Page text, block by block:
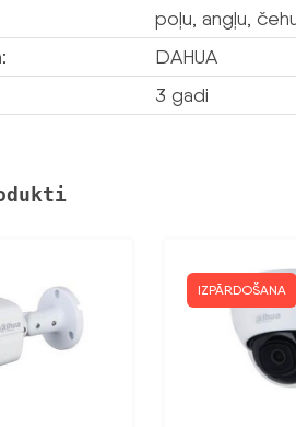
poļu, angļu,
DAHUA
3 gadi
IZPĀRDOŠANA